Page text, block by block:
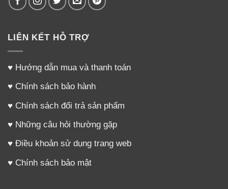
LIÊN KẾT HỖ TRỢ
♥ Hướng dẫn mua và thanh toán
♥ Chính sách bảo hành
♥ Chính sách đổi trả sản phẩm
♥ Những câu hỏi thường gặp
♥ Điều khoản sử dụng trang web
♥ Chính sách bảo mật